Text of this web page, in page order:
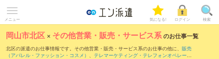
メニュー 気になる! ログイン 検索
岡山市北区 × その他営業・販売・サービス系のお仕事一覧
北区の派遣のお仕事情報です。その他営業・販売・サービス系のお仕事の他に、 販売
（アパレル・ファッション・コスメ） 、 テレマーケティング・テレフォンオペレータ